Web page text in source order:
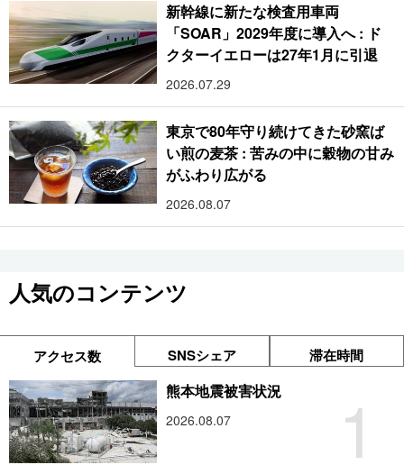
新幹線に新たな検査用車両
「SOAR」2029年度に導入へ : ド
クターイエローは27年1月に引退
2026.07.29
東京で80年守り続けてきた砂窯ば
い煎の麦茶 : 苦みの中に穀物の甘み
がふわり広がる
2026.08.07
人気のコンテンツ
アクセス数 SNSシェア 滞在時間
1
熊本地震被害状況
2026.08.07